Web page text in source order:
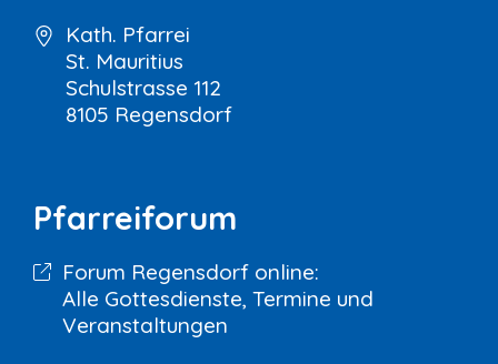
Kath. Pfarrei
St. Mauritius
Schulstrasse 112
8105 Regensdorf
Pfarreiforum
Forum Regensdorf online:
Alle Gottesdienste, Termine und
Veranstaltungen